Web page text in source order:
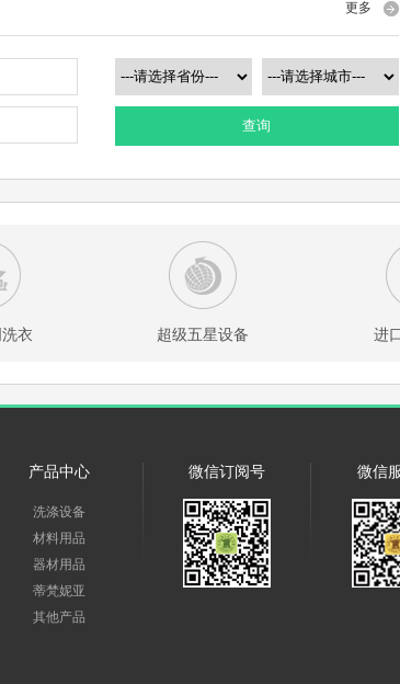
更多
查询
衣 超级五星设备 进
产品中心
洗涤设备
材料用品
器材用品
蒂梵妮亚
其他产品
微信订阅号 微信